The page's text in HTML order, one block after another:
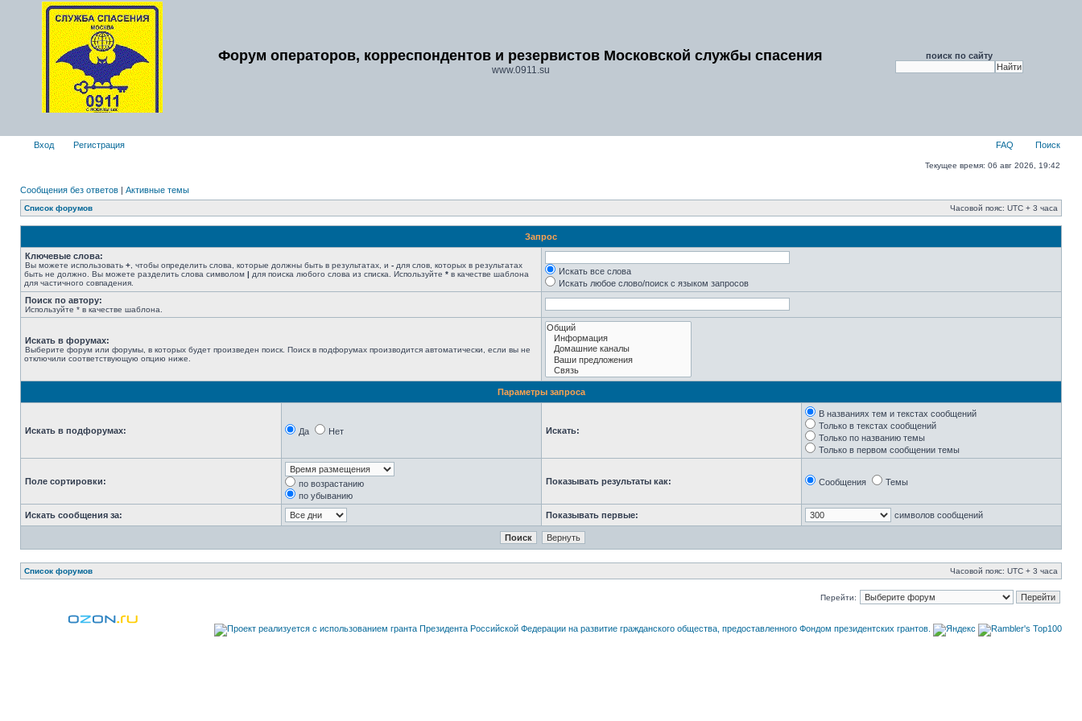
Форум операторов, корреспондентов и резервистов Московской службы спасения
www.0911.su
поиск по сайту
Вход Регистрация FAQ Поиск
Текущее время: 06 авг 2026, 19:42
Сообщения без ответов | Активные темы
Список форумов Часовой пояс: UTC + 3 часа
Запрос
Ключевые слова:
Вы можете использовать + , чтобы определить слова, которые должны быть в результатах, и - для слов, которых в результатах
быть не должно. Вы можете разделить слова символом | для поиска любого слова из списка. Используйте * в качестве шаблона
для частичного совпадения.
Искать все слова
Искать любое слово/поиск с языком запросов
Поиск по автору:
Используйте * в качестве шаблона.
Искать в форумах:
Выберите форум или форумы, в которых будет произведен поиск. Поиск в подфорумах производится автоматически, если вы не
отключили соответствующую опцию ниже.
Параметры запроса
Искать в подфорумах: Да Нет Искать:
В названиях тем и текстах сообщений
Только в текстах сообщений
Только по названию темы
Только в первом сообщении темы
Поле сортировки:
по возрастанию
по убыванию
Показывать результаты как: Сообщения Темы
Искать сообщения за: Показывать первые: символов сообщений
Список форумов Часовой пояс: UTC + 3 часа
Перейти: